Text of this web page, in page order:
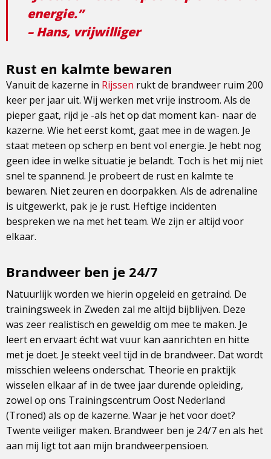
energie.”
– Hans, vrijwilliger
Rust en kalmte bewaren
Vanuit de kazerne in Rijssen rukt de brandweer ruim 200
keer per jaar uit. Wij werken met vrije instroom. Als de
pieper gaat, rijd je -als het op dat moment kan- naar de
kazerne. Wie het eerst komt, gaat mee in de wagen. Je
staat meteen op scherp en bent vol energie. Je hebt nog
geen idee in welke situatie je belandt. Toch is het mij niet
snel te spannend. Je probeert de rust en kalmte te
bewaren. Niet zeuren en doorpakken. Als de adrenaline
is uitgewerkt, pak je je rust. Heftige incidenten
bespreken we na met het team. We zijn er altijd voor
elkaar.
Brandweer ben je 24/7
Natuurlijk worden we hierin opgeleid en getraind. De
trainingsweek in Zweden zal me altijd bijblijven. Deze
was zeer realistisch en geweldig om mee te maken. Je
leert en ervaart écht wat vuur kan aanrichten en hitte
met je doet. Je steekt veel tijd in de brandweer. Dat wordt
misschien weleens onderschat. Theorie en praktijk
wisselen elkaar af in de twee jaar durende opleiding,
zowel op ons Trainingscentrum Oost Nederland
(Troned) als op de kazerne. Waar je het voor doet?
Twente veiliger maken. Brandweer ben je 24/7 en als het
aan mij ligt tot aan mijn brandweerpensioen.